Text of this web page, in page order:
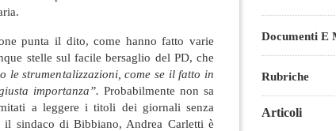
punta il dito, come hanno fatto varie
stelle sul facile bersaglio del PD, che
le strumentalizzazioni, come se il fatto in
importanza”. Probabilmente non sa
a leggere i titoli dei giornali senza
sindaco di Bibbiano, Andrea Carletti è
Documenti E
Rubriche
Articoli